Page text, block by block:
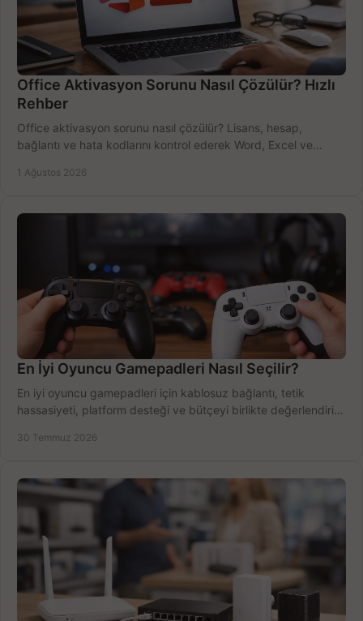
Office Aktivasyon Sorunu Nasıl Çözülür? Hızlı
Rehber
Office aktivasyon sorunu nasıl çözülür? Lisans, hesap,
bağlantı ve hata kodlarını kontrol ederek Word, Excel ve
1 Ağustos 2026
En İyi Oyuncu Gamepadleri Nasıl Seçilir?
En iyi oyuncu gamepadleri için kablosuz bağlantı, tetik
hassasiyeti, platform desteği ve bütçeyi birlikte değerlendirin;
30 Temmuz 2026